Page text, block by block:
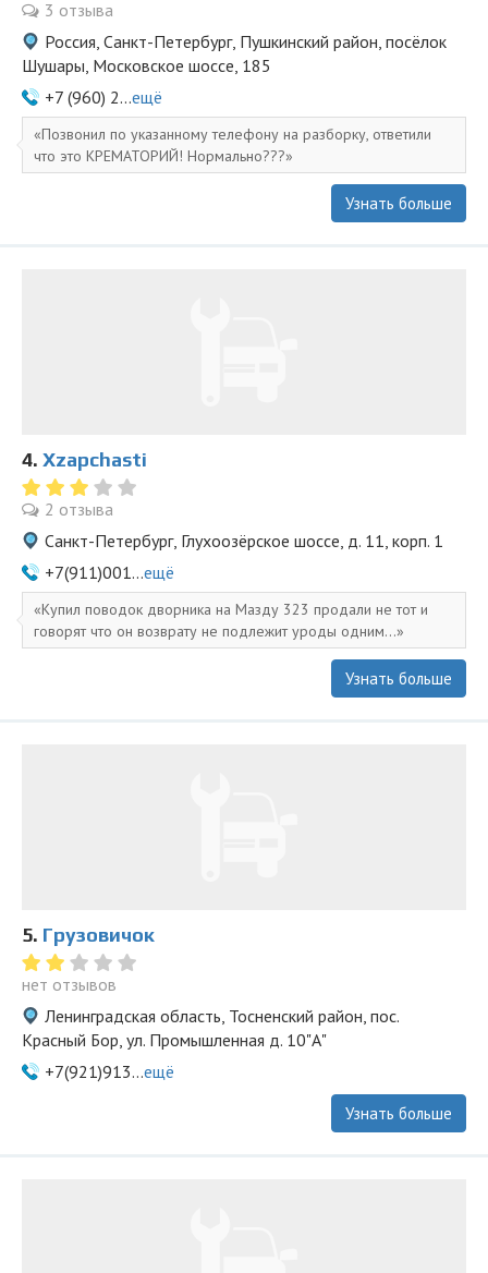
3 отзыва
Россия, Санкт-Петербург, Пушкинский район, посёлок
Шушары, Московское шоссе, 185
+7 (960) 2...ещё
Позвонил по указанному телефону на разборку, ответили
что это КРЕМАТОРИЙ! Нормально???
Узнать больше
4. Xzapchasti
2 отзыва
Санкт-Петербург, Глухоозёрское шоссе, д. 11, корп. 1
+7(911)001...ещё
Купил поводок дворника на Мазду 323 продали не тот и
говорят что он возврату не подлежит уроды одним...
Узнать больше
5. Грузовичок
нет отзывов
Ленинградская область, Тосненский район, пос.
Красный Бор, ул. Промышленная д. 10"А"
+7(921)913...ещё
Узнать больше